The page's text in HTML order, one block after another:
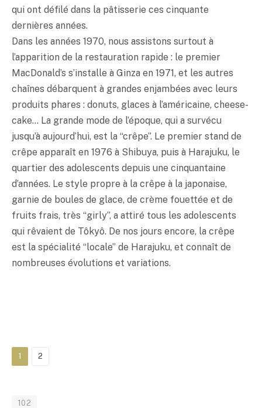
qui ont défilé dans la pâtisserie ces cinquante
dernières années.
Dans les années 1970, nous assistons surtout à
l’apparition de la restauration rapide : le premier
MacDonald’s s’installe à Ginza en 1971, et les autres
chaînes débarquent à grandes enjambées avec leurs
produits phares : donuts, glaces à l’américaine, cheese-
cake… La grande mode de l’époque, qui a survécu
jusqu’à aujourd’hui, est la “crêpe”. Le premier stand de
crêpe apparaît en 1976 à Shibuya, puis à Harajuku, le
quartier des adolescents depuis une cinquantaine
d’années. Le style propre à la crêpe à la japonaise,
garnie de boules de glace, de crème fouettée et de
fruits frais, très “girly”, a attiré tous les adolescents
qui rêvaient de Tôkyô. De nos jours encore, la crêpe
est la spécialité “locale” de Harajuku, et connaît de
nombreuses évolutions et variations.
1 2
102